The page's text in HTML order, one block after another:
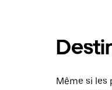
Même si